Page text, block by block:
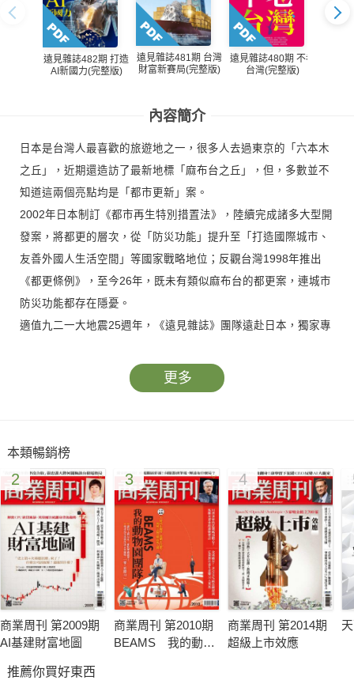
遠見雜誌482期 打造
AI新國力(完整版)
遠見雜誌481期 台灣
財富新賽局(完整版)
遠見雜誌480期 不老
台灣(完整版)
內容簡介
日本是台灣人最喜歡的旅遊地之一，很多人去過東京的「六本木
之丘」，近期還造訪了最新地標「麻布台之丘」，但，多數並不
知道這兩個亮點均是「都市更新」案。
2002年日本制訂《都市再生特別措置法》，陸續完成諸多大型開
發案，將都更的層次，從「防災功能」提升至「打造國際城市、
友善外國人生活空間」等國家戰略地位；反觀台灣1998年推出
《都更條例》，至今26年，既未有類似麻布台的都更案，連城市
防災功能都存在隱憂。
適值九二一大地震25週年，《遠見雜誌》團隊遠赴日本，獨家專
同時也探究台灣都更所面臨的困境，希望政府能滾動檢討以因應
更多
本類暢銷榜
2
商業周刊 第2009期
AI基建財富地圖
3
商業周刊 第2010期
BEAMS 我的動物
4
商業周刊 第2014期
超級上市效應
推薦你買好東西